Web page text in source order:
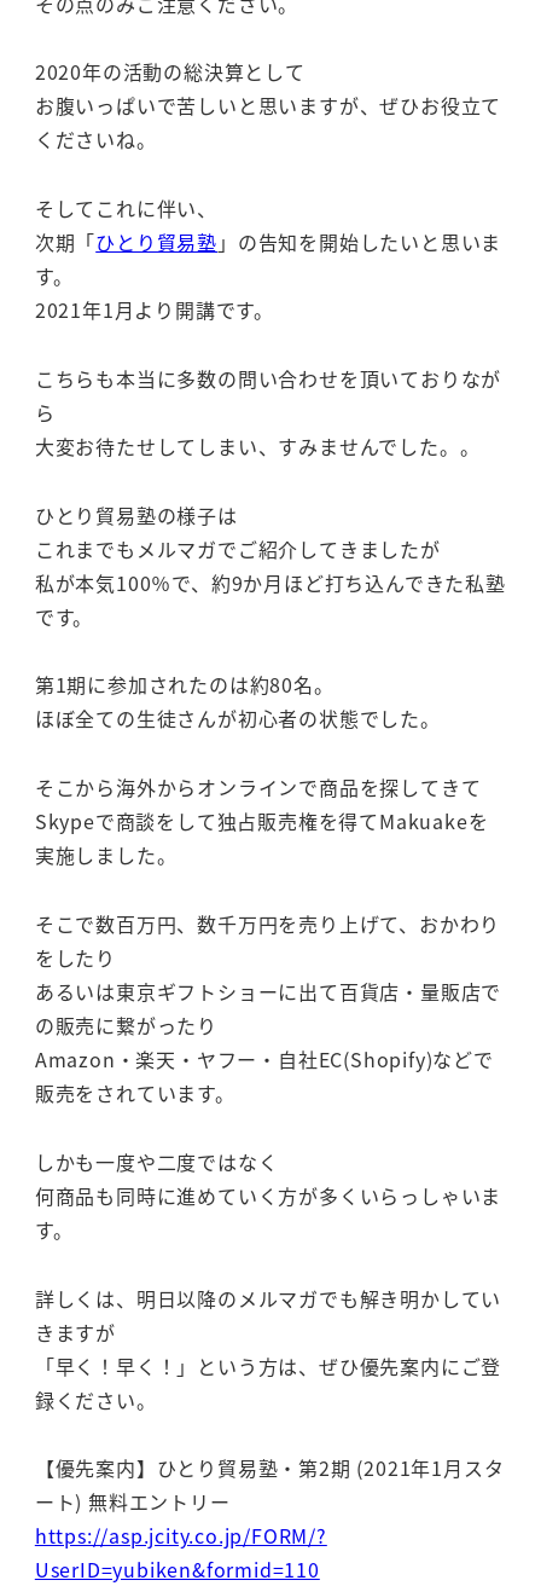
2020年の活動の総決算として
お腹いっぱいで苦しいと思いますが、ぜひお役立て
くださいね。
そしてこれに伴い、
次期「ひとり貿易塾 」の告知を開始したいと思いま
す。
2021年1月より開講です。
こちらも本当に多数の問い合わせを頂いておりなが
ら
大変お待たせしてしまい、すみませんでした。。
ひとり貿易塾の様子は
これまでもメルマガでご紹介してきましたが
私が本気100％で、約9か月ほど打ち込んできた私塾
です。
第1期に参加されたのは約80名。
ほぼ全ての生徒さんが初心者の状態でした。
そこから海外からオンラインで商品を探してきて
Skypeで商談をして独占販売権を得てMakuakeを
実施しました。
そこで数百万円、数千万円を売り上げて、おかわり
をしたり
あるいは東京ギフトショーに出て百貨店・量販店で
の販売に繋がったり
Amazon・楽天・ヤフー・自社EC(Shopify)などで
販売をされています。
しかも一度や二度ではなく
何商品も同時に進めていく方が多くいらっしゃいま
す。
詳しくは、明日以降のメルマガでも解き明かしてい
きますが
「早く！早く！」という方は、ぜひ優先案内にご登
録ください。
【優先案内】ひとり貿易塾・第2期 (2021年1月スタ
ート) 無料エントリー
https://asp.jcity.co.jp/FORM/?
UserID=yubiken&formid=110